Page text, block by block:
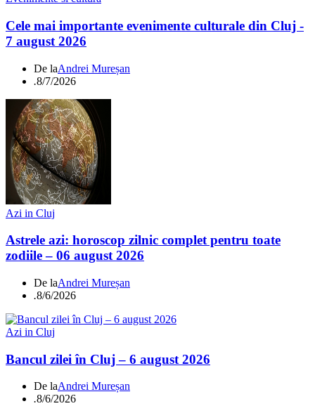
Cele mai importante evenimente culturale din Cluj -
7 august 2026
De laAndrei Mureșan
.8/7/2026
Azi in Cluj
Astrele azi: horoscop zilnic complet pentru toate
zodiile – 06 august 2026
De laAndrei Mureșan
.8/6/2026
Azi in Cluj
Bancul zilei în Cluj – 6 august 2026
De laAndrei Mureșan
.8/6/2026